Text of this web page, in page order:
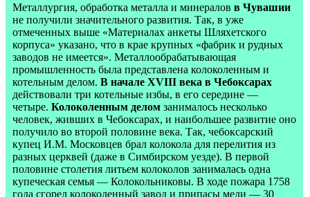
Металлургия, обработка металла и минералов в Чувашии
не получили значительного развития. Так, в уже
отмеченных выше «Материалах анкеты Шляхетского
корпуса» указано, что в крае крупных «фабрик и рудных
заводов не имеется». Металлообрабатывающая
промышленность была представлена колоколенным и
котельным делом. В начале XVIII века в Чебоксарах
действовали три котельные избы, в его середине —
четыре. Колоколенным делом занималось несколько
человек, живших в Чебоксарах, и наибольшее развитие оно
получило во второй половине века. Так, чебоксарский
купец И.М. Московцев брал колокола для перелития из
разных церквей (даже в Симбирском уезде). В первой
половине столетия литьем колоколов занималась одна
купеческая семья — Колокольниковы. В ходе пожара 1758
года сгорел колоколенный завод и припасы меди — 30